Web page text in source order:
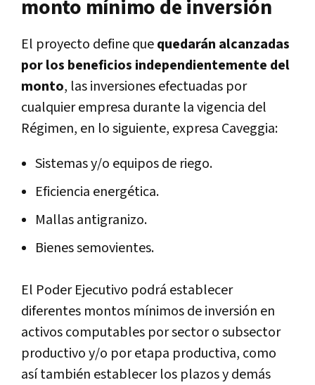
monto mínimo de inversión
El proyecto define quequedarán alcanzadas
por los beneficios independientemente del
monto, las inversiones efectuadas por
cualquier empresa durante la vigencia del
Régimen, en lo siguiente, expresa Caveggia:
Sistemas y/o equipos de riego.
Eficiencia energética.
Mallas antigranizo.
Bienes semovientes.
El Poder Ejecutivo podrá establecer
diferentes montos mínimos de inversión en
activos computables por sector o subsector
productivo y/o por etapa productiva, como
así también establecer los plazos y demás